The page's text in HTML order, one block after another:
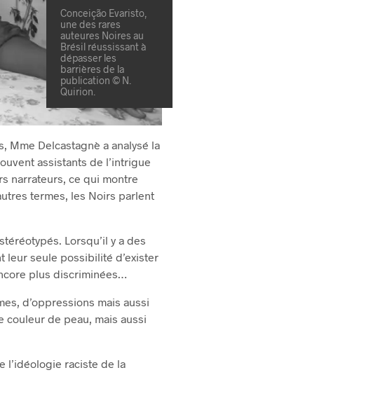
Conceição Evaristo,
une des rares
auteures Noires au
Brésil réussissant à
dépasser les
barrières de la
publication © N.
Quirion.
Mme Delcastagnè a analysé la
assistants de l’intrigue
narrateurs, ce qui montre
termes, les Noirs parlent
Lorsqu’il y a des
leur seule possibilité d’exister
plus discriminées…
d’oppressions mais aussi
de peau, mais aussi
l’idéologie raciste de la